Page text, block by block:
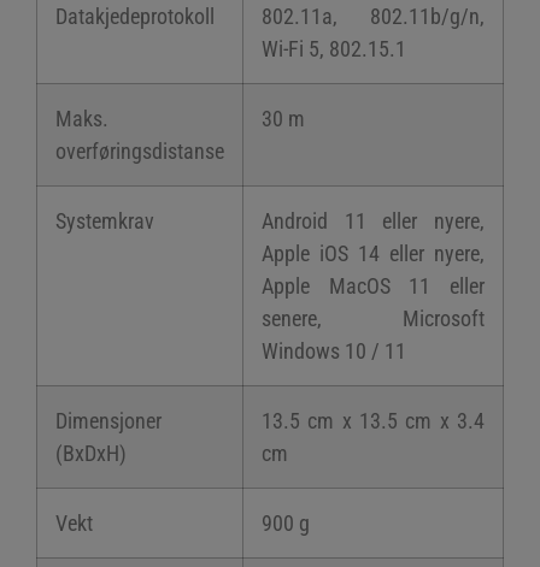
Datakjedeprotokoll
802.11a, 802.11b/g/n,
Wi-Fi 5, 802.15.1
Maks.
overføringsdistanse
30 m
Systemkrav
Android 11 eller nyere,
Apple iOS 14 eller nyere,
Apple MacOS 11 eller
senere, Microsoft
Windows 10 / 11
Dimensjoner
(BxDxH)
13.5 cm x 13.5 cm x 3.4
cm
Vekt 900 g